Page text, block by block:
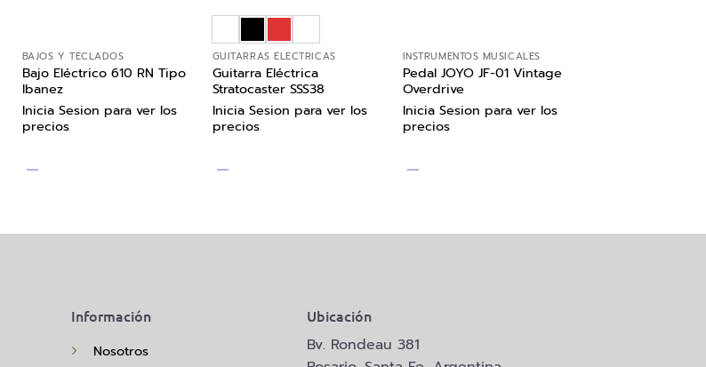
BAJOS Y TECLADOS
Bajo Eléctrico 610 RN Tipo
Ibanez
Inicia Sesion para ver los
precios
GUITARRAS ELÉCTRICAS
Guitarra Eléctrica
Stratocaster SSS38
Inicia Sesion para ver los
precios
INSTRUMENTOS MUSICALES
Pedal JOYO JF-01 Vintage
Overdrive
Inicia Sesion para ver los
precios
Información
Nosotros
Ubicación
Bv. Rondeau 381